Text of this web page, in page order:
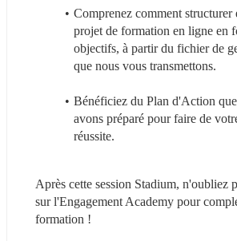
Comprenez comment structurer
projet de formation en ligne en
objectifs, à partir du fichier de
que nous vous transmettons.
Bénéficiez du Plan d'Action
avons préparé pour faire de
réussite.
Après cette session Stadium, n'oubliez
sur l'Engagement Academy pour
formation !